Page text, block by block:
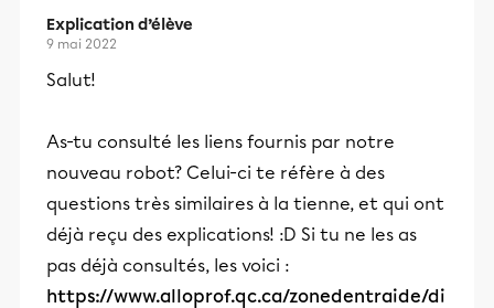
Explication d’élève
9 mai 2022
Salut!
As-tu consulté les liens fournis par notre
nouveau robot? Celui-ci te réfère à des
questions très similaires à la tienne, et qui ont
déjà reçu des explications! :D Si tu ne les as
pas déjà consultés, les voici :
https://www.alloprof.qc.ca/zonedentraide/di